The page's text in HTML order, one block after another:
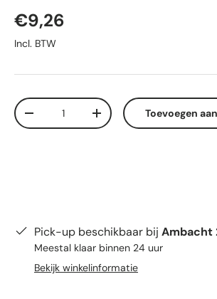
Reguliere prijs
€9,26
Incl. BTW
Aantal
Verlaag de hoeveelheidVerhoog de hoeveelheid
Toevoegen
Pick-up beschikbaar bij Ambacht
Meestal klaar binnen 24 uur
Bekijk winkelinformatie